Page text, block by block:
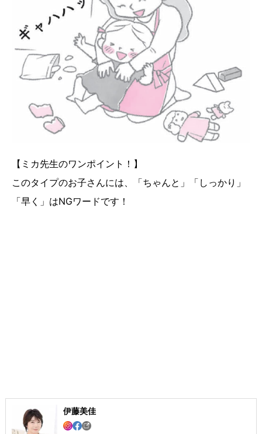
【ミカ先生のワンポイント！】
このタイプのお子さんには、「ちゃんと」「しっかり」
「早く」はNGワードです！
伊藤美佳